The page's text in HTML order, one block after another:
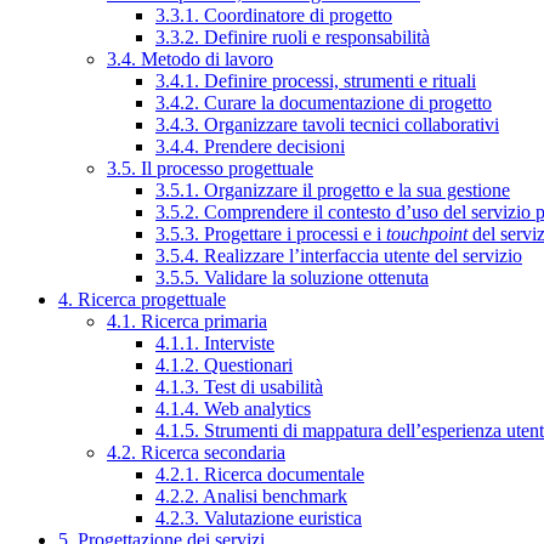
3.3.1. Coordinatore di progetto
3.3.2. Definire ruoli e responsabilità
3.4. Metodo di lavoro
3.4.1. Definire processi, strumenti e rituali
3.4.2. Curare la documentazione di progetto
3.4.3. Organizzare tavoli tecnici collaborativi
3.4.4. Prendere decisioni
3.5. Il processo progettuale
3.5.1. Organizzare il progetto e la sua gestione
3.5.2. Comprendere il contesto d’uso del servizio
3.5.3. Progettare i processi e i touchpointdel
3.5.4. Realizzare l’interfaccia utente del servizio
3.5.5. Validare la soluzione ottenuta
4. Ricerca progettuale
4.1. Ricerca primaria
4.1.1. Interviste
4.1.2. Questionari
4.1.3. Test di usabilità
4.1.4. Web analytics
4.1.5. Strumenti di mappatura dell’esperienza
4.2. Ricerca secondaria
4.2.1. Ricerca documentale
4.2.2. Analisi benchmark
4.2.3. Valutazione euristica
5. Progettazione dei servizi